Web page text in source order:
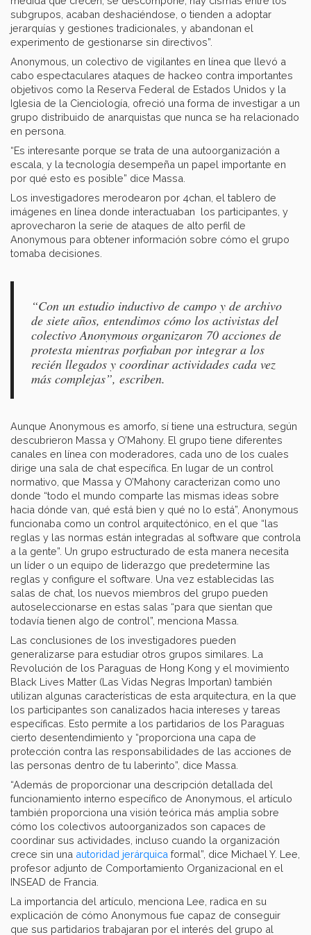
subgrupos, acaban deshaciéndose, o tienden a adoptar
jerarquías y gestiones tradicionales, y abandonan el
experimento de gestionarse sin directivos”.
Anonymous, un colectivo de vigilantes en línea que llevó a
cabo espectaculares ataques de hackeo contra importantes
objetivos como la Reserva Federal de Estados Unidos y la
Iglesia de la Cienciología, ofreció una forma de investigar a un
grupo distribuido de anarquistas que nunca se ha relacionado
en persona.
“Es interesante porque se trata de una autoorganización a
escala, y la tecnología desempeña un papel importante en
por qué esto es posible” dice Massa.
Los investigadores merodearon por 4chan, el tablero de
imágenes en línea donde interactuaban los participantes, y
aprovecharon la serie de ataques de alto perfil de
Anonymous para obtener información sobre cómo el grupo
tomaba decisiones.
“Con un estudio inductivo de campo y de archivo
de siete años, entendimos cómo los activistas del
colectivo Anonymous organizaron 70 acciones de
protesta mientras porfiaban por integrar a los
recién llegados y coordinar actividades cada vez
más complejas”, escriben.
Aunque Anonymous es amorfo, sí tiene una estructura, según
descubrieron Massa y O’Mahony. El grupo tiene diferentes
canales en línea con moderadores, cada uno de los cuales
dirige una sala de chat específica. En lugar de un control
normativo, que Massa y O’Mahony caracterizan como uno
donde “todo el mundo comparte las mismas ideas sobre
hacia dónde van, qué está bien y qué no lo está”, Anonymous
funcionaba como un control arquitectónico, en el que “las
reglas y las normas están integradas al software que controla
a la gente”. Un grupo estructurado de esta manera necesita
un líder o un equipo de liderazgo que predetermine las
reglas y configure el software. Una vez establecidas las
salas de chat, los nuevos miembros del grupo pueden
autoseleccionarse en estas salas “para que sientan que
todavía tienen algo de control”, menciona Massa.
Las conclusiones de los investigadores pueden
generalizarse para estudiar otros grupos similares. La
Revolución de los Paraguas de Hong Kong y el movimiento
Black Lives Matter (Las Vidas Negras Importan) también
utilizan algunas características de esta arquitectura, en la que
los participantes son canalizados hacia intereses y tareas
específicas. Esto permite a los partidarios de los Paraguas
cierto desentendimiento y “proporciona una capa de
protección contra las responsabilidades de las acciones de
las personas dentro de tu laberinto”, dice Massa.
“Además de proporcionar una descripción detallada del
funcionamiento interno específico de Anonymous, el artículo
también proporciona una visión teórica más amplia sobre
cómo los colectivos autoorganizados son capaces de
coordinar sus actividades, incluso cuando la organización
crece sin una autoridad jerárquica formal”, dice Michael Y. Lee,
profesor adjunto de Comportamiento Organizacional en el
INSEAD de Francia.
La importancia del artículo, menciona Lee, radica en su
explicación de cómo Anonymous fue capaz de conseguir
que sus partidarios trabajaran por el interés del grupo al